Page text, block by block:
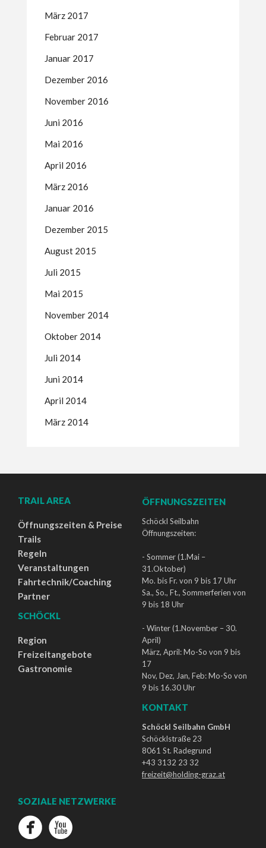
März 2017
Februar 2017
Januar 2017
Dezember 2016
November 2016
Juni 2016
Mai 2016
April 2016
März 2016
Januar 2016
Dezember 2015
August 2015
Juli 2015
Mai 2015
November 2014
Oktober 2014
Juli 2014
Juni 2014
April 2014
März 2014
TRAIL AREA
Öffnungszeiten & Preise
Trails
Regeln
Veranstaltungen
Fahrtechnik/Coaching
Partner
SCHÖCKL
Region
Freizeitangebote
Gastronomie
ÖFFNUNGSZEITEN
Schöckl Seilbahn
Öffnungszeiten:
- Sommer (1.Mai –
31.Oktober)
Mo. bis Fr. von 9 bis 17 Uhr
Sa., So., Ft., Sommerferien von
9 bis 18 Uhr
- Winter (1.November – 30.
April)
März, April: Mo-So von 9 bis
17
Nov, Dez, Jan, Feb: Mo-So von
9 bis 16.30 Uhr
KONTAKT
Schöckl Seilbahn GmbH
Schöcklstraße 23
8061 St. Radegrund
+43 3132 23 32
freizeit@holding-graz.at
SOZIALE NETZWERKE